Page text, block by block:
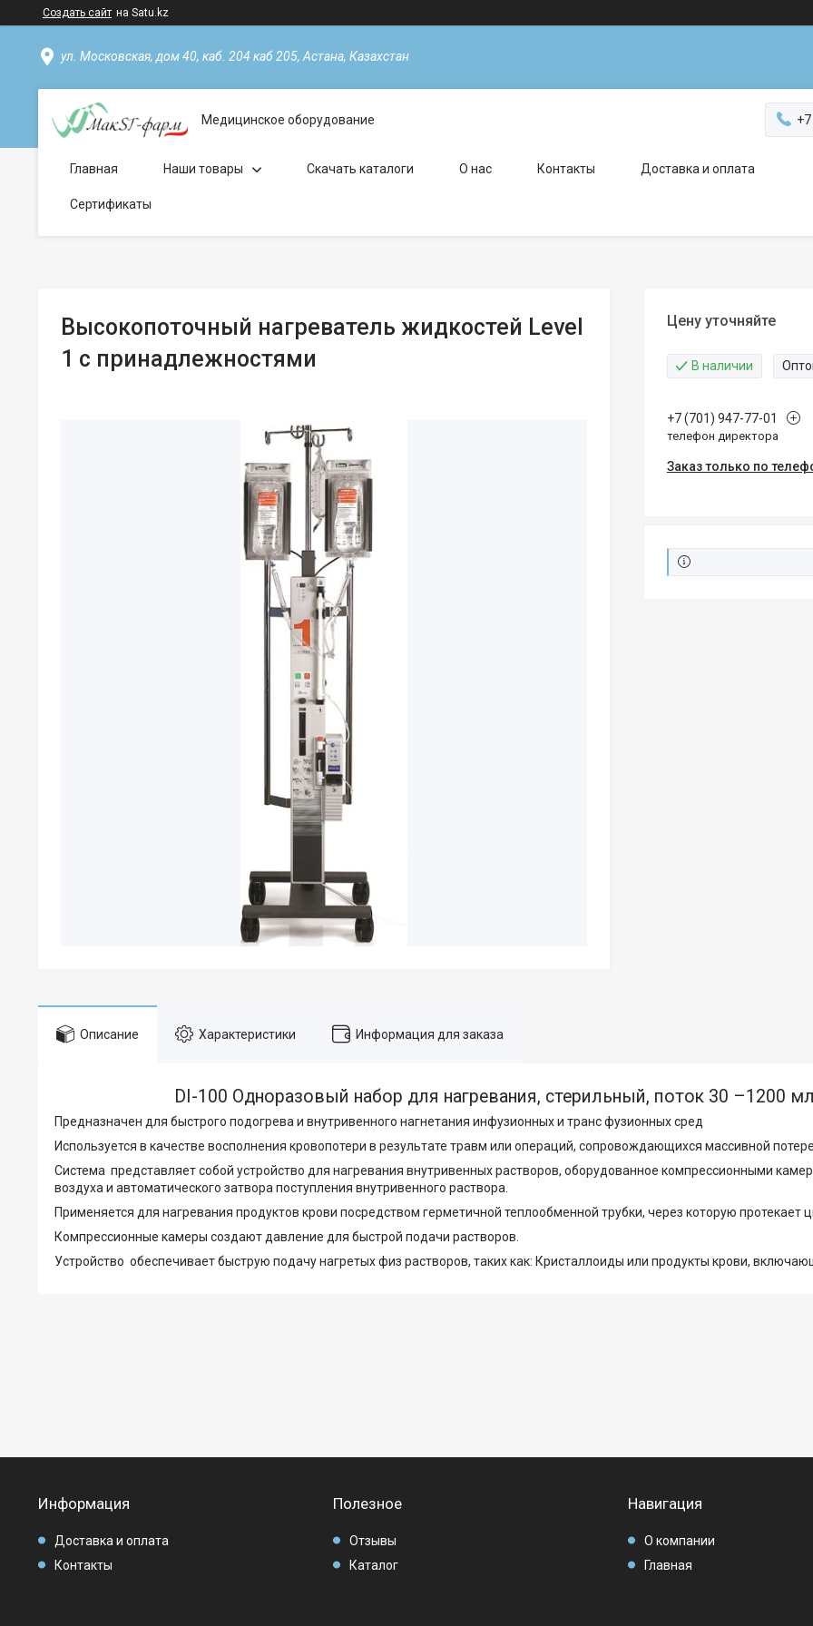
Создать сайт на Satu.kz
ул. Московская, дом 40, каб. 204 каб 205, Астана, Казахстан
Медицинское оборудование
Главная Наши товары Скачать каталоги О нас Контакты Доставка и оплата
Сертификаты
Высокопоточный нагреватель жидкостей Level
1 с принадлежностями
Цену уточняйте
В наличии
+7 (701) 947-77-01
телефон директора
Заказ только по
Описание Характеристики Информация для заказа
DI-100 Одноразовый набор для нагревания, стерильный, поток 30 –1200
Предназначен для быстрого подогрева и внутривенного нагнетания инфузионных и транс фузионных сред
Используется в качестве восполнения кровопотери в результате травм или операций, сопровождающихся массивной
Система представляет собой устройство для нагревания внутривенных растворов, оборудованное компрессионными
воздуха и автоматического затвора поступления внутривенного раствора.
Применяется для нагревания продуктов крови посредством герметичной теплообменной трубки, через которую протекает
Компрессионные камеры создают давление для быстрой подачи растворов.
Устройство обеспечивает быструю подачу нагретых физ растворов, таких как: Кристаллоиды или продукты крови,
Информация
Доставка и оплата
Контакты
Полезное
Отзывы
Каталог
Навигация
О компании
Главная